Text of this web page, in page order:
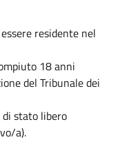
residente nel
18 anni
del Tribunale dei
stato libero
a).